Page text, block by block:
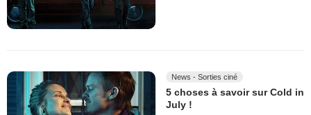
News - Sorties ciné
5 choses à savoir sur Cold in
July !